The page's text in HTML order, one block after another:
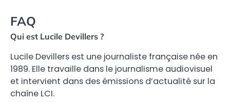
FAQ
Qui est Lucile Devillers ?
Lucile Devillers est une journaliste française née en
1989. Elle travaille dans le journalisme audiovisuel
et intervient dans des émissions d’actualité sur la
chaîne LCI.